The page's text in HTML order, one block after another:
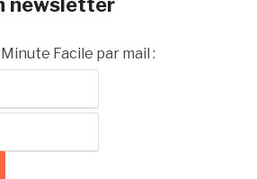
newsletter
Facile par mail :